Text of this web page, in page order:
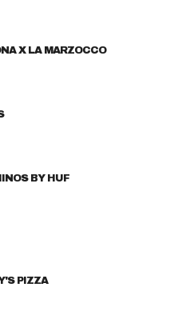
X LA MARZOCCO
BY HUF
PIZZA